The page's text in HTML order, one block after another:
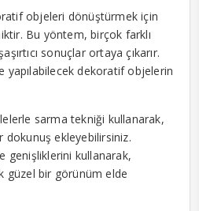
objeleri dönüştürmek için
Bu yöntem, birçok farklı
sonuçlar ortaya çıkarır.
yapılabilecek dekoratif objelerin
sarma tekniği kullanarak,
ekleyebilirsiniz.
genişliklerini kullanarak,
güzel bir görünüm elde